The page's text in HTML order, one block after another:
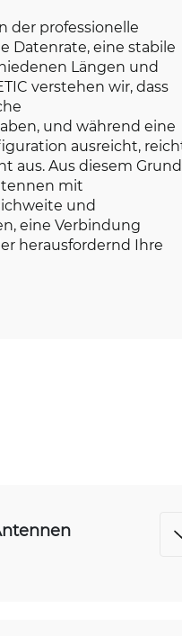
der professionelle
Datenrate, eine stabile
Längen und
verstehen wir, dass
und während eine
ausreicht,
aus. Aus diesem Grund
mit
und
eine Verbindung
herausfordernd Ihre